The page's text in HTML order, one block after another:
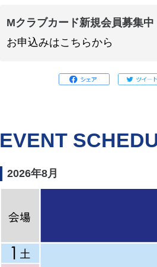
Mクラブカード新規会員募集中
お申込みはこちらから
EVENT
2026年8月